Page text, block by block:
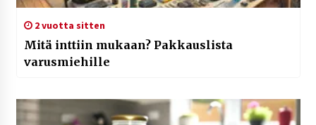
2 vuotta sitten
Mitä inttiin mukaan? Pakkauslista
varusmiehille